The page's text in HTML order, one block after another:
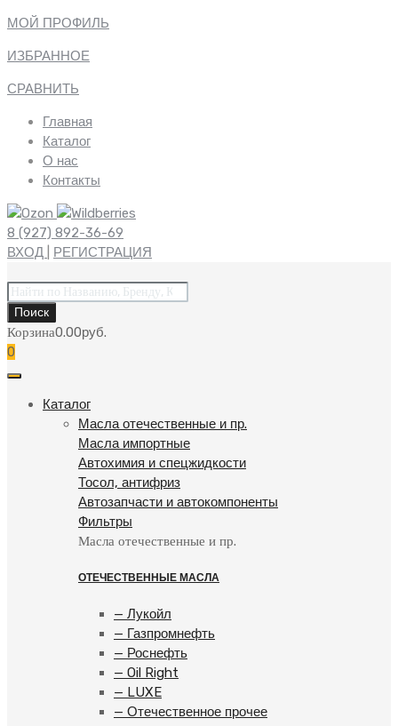
МОЙ ПРОФИЛЬ
ИЗБРАННОЕ
СРАВНИТЬ
Главная
Каталог
О нас
Контакты
8 (927) 892-36-69
ВХОД
РЕГИСТРАЦИЯ
Поиск
товаров
Поиск
Корзина0.00руб.
0
Каталог
Масла отечественные и пр.
Масла импортные
Автохимия и спецжидкости
Тосол, антифриз
Автозапчасти и автокомпоненты
Фильтры
Масла отечественные и пр.
ОТЕЧЕСТВЕННЫЕ МАСЛА
— Лукойл
— Газпромнефть
— Роснефть
— Oil Right
— LUXE
— Отечественное прочее